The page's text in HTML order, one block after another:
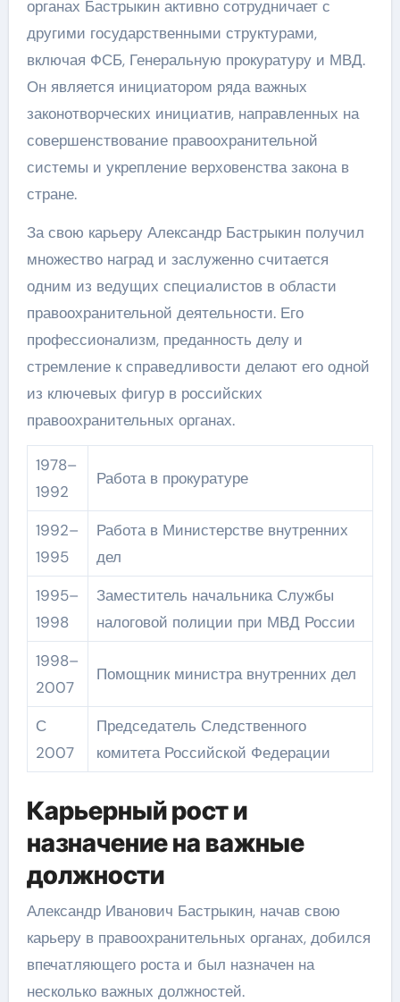
органах Бастрыкин активно сотрудничает с
другими государственными структурами,
включая ФСБ, Генеральную прокуратуру и МВД.
Он является инициатором ряда важных
законотворческих инициатив, направленных на
совершенствование правоохранительной
системы и укрепление верховенства закона в
стране.
За свою карьеру Александр Бастрыкин получил
множество наград и заслуженно считается
одним из ведущих специалистов в области
правоохранительной деятельности. Его
профессионализм, преданность делу и
стремление к справедливости делают его одной
из ключевых фигур в российских
правоохранительных органах.
1978–
1992
Работа в прокуратуре
1992–
1995
Работа в Министерстве внутренних
дел
1995–
1998
Заместитель начальника Службы
налоговой полиции при МВД России
1998–
2007
Помощник министра внутренних дел
С
2007
Председатель Следственного
комитета Российской Федерации
Карьерный рост и
назначение на важные
должности
Александр Иванович Бастрыкин, начав свою
карьеру в правоохранительных органах, добился
впечатляющего роста и был назначен на
несколько важных должностей.